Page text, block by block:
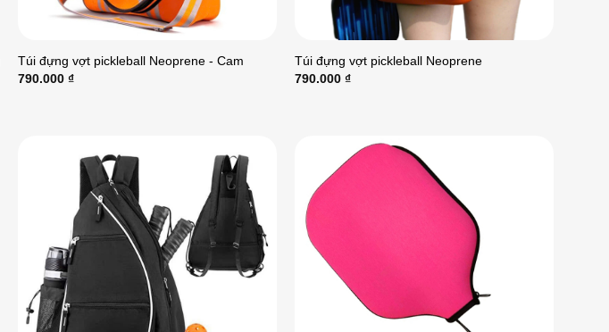
Túi đựng vợt pickleball Neoprene - Cam
790.000 ₫
Túi đựng vợt pickleball Neoprene
790.000 ₫